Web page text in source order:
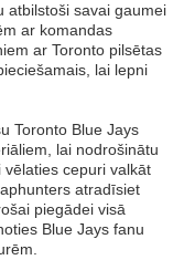
atbilstoši savai gaumei
ar komandas
ar Toronto pilsētas
lai lepni
Toronto Blue Jays
lai nodrošinātu
cepuri valkāt
atradīsiet
piegādei visā
Blue Jays fanu